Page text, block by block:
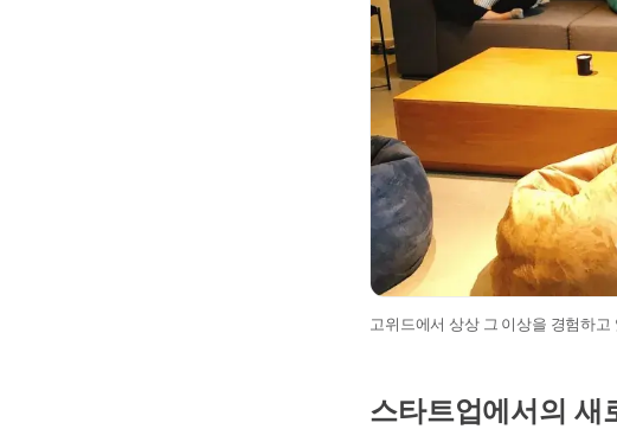
고위드에서 상상 그 이상을 경험하
스타트업에서의 새